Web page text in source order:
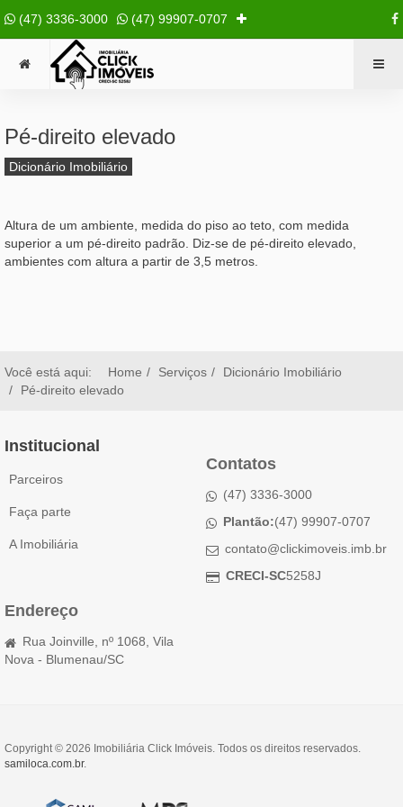
(47) 3336-3000 (47) 99907-0707
Pé-direito elevado
Dicionário Imobiliário
Altura de um ambiente, medida do piso ao teto, com medida
superior a um pé-direito padrão. Diz-se de pé-direito elevado,
ambientes com altura a partir de 3,5 metros.
Você está aqui: Home Serviços
Dicionário Imobiliário
Pé-direito elevado
Institucional
Parceiros
Faça parte
A Imobiliária
Contatos
(47) 3336-3000
Plantão:(47) 99907-0707
contato@clickimoveis.imb.br
CRECI-SC5258J
Endereço
Rua Joinville, nº 1068, Vila
Nova - Blumenau/SC
Copyright © 2026 Imobiliária Click Imóveis. Todos os direitos reservados.
samiloca.com.br.